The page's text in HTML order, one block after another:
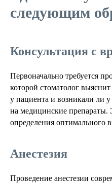
следующим
Консультация с
Первоначально требуется
которой стоматолог
у пациента и возникали ли
на медицинские препараты.
определения оптимального
Анестезия
Проведение анестезии